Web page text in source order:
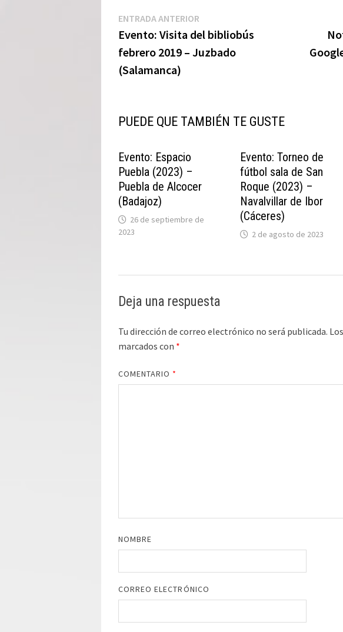
Navegación
de
entradas
ENTRADA ANTERIOREntrada
anterior:
Evento: Visita del bibliobús
febrero 2019 – Juzbado
(Salamanca)
PUEDE QUE TAMBIÉN TE GUSTE
Evento: Espacio
Puebla (2023) –
Puebla de Alcocer
(Badajoz)
26 de septiembre de
2023
Evento: Torneo de
fútbol sala de San
Roque (2023) –
Navalvillar de Ibor
(Cáceres)
2 de agosto de 2023
Deja una respuesta
Tu dirección de correo electrónico no será publicada.
marcados con *
COMENTARIO *
NOMBRE
CORREO ELECTRÓNICO